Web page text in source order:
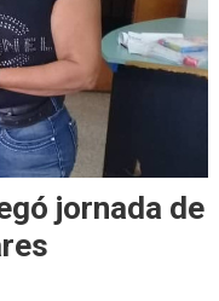
jornada de